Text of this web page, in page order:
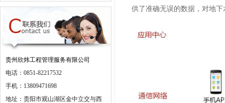
贵州欣炜工程管理服务有限公司
电话：0851-82217532
手机：13809471698
地址：贵阳市观山湖区金中立交与西
供了准确无误的数据，对地